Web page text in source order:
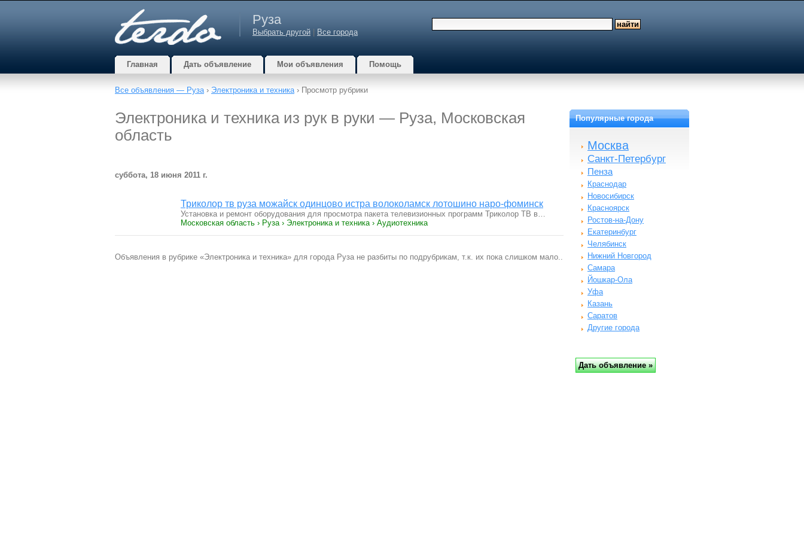
Руза
Выбрать другой Все города
Главная Дать объявление Мои объявления Помощь
Все объявления — Руза› Электроника и техника› Просмотр рубрики
Электроника и техника из рук в руки — Руза, Московская
область
суббота, 18 июня 2011 г.
Триколор тв руза можайск одинцово истра волоколамск лотошино наро-фоминск
Установка и ремонт оборудования для просмотра пакета телевизионных программ Триколор ТВ в…
Московская область › Руза › Электроника и техника › Аудиотехника
Объявления в рубрике «Электроника и техника» для города Руза не разбиты по подрубрикам, т.к. их пока слишком мало..
Популярные города
Москва
Санкт-Петербург
Пенза
Краснодар
Новосибирск
Красноярск
Ростов-на-Дону
Екатеринбург
Челябинск
Нижний Новгород
Самара
Йошкар-Ола
Уфа
Казань
Саратов
Другие города